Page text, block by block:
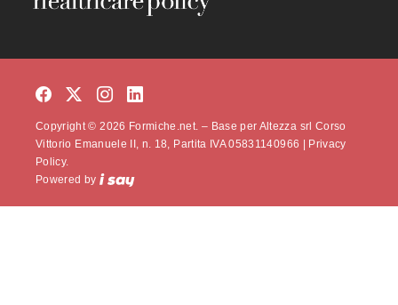
Copyright © 2026 Formiche.net. – Base per Altezza srl Corso
Vittorio Emanuele II, n. 18, Partita IVA 05831140966 | Privacy
Policy.
Powered by